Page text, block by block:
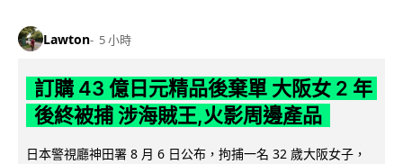
Lawton 5 小時
訂購 43 億日元精品後棄單 大阪女 2 年
後終被捕 涉海賊王,火影周邊產品
日本警視廳神田署 8 月 6 日公布，拘捕一名 32 歲大阪女子，